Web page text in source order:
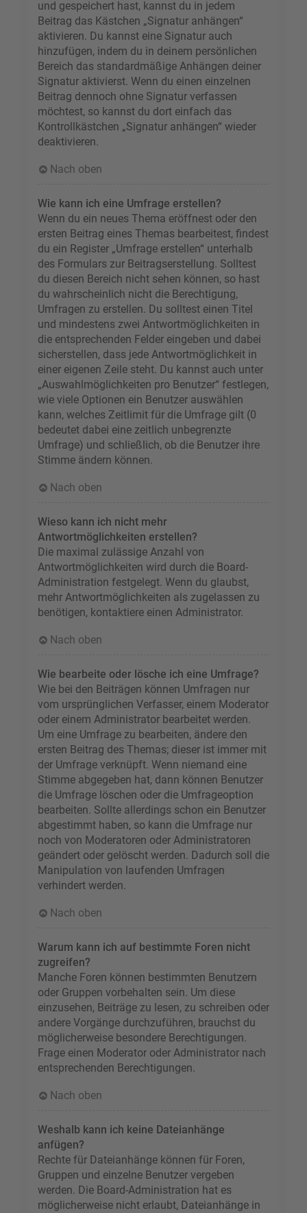
und gespeichert hast, kannst du in jedem
Beitrag das Kästchen „Signatur anhängen“
aktivieren. Du kannst eine Signatur auch
hinzufügen, indem du in deinem persönlichen
Bereich das standardmäßige Anhängen deiner
Signatur aktivierst. Wenn du einen einzelnen
Beitrag dennoch ohne Signatur verfassen
möchtest, so kannst du dort einfach das
Kontrollkästchen „Signatur anhängen“ wieder
deaktivieren.
Nach oben
Wie kann ich eine Umfrage erstellen?
Wenn du ein neues Thema eröffnest oder den
ersten Beitrag eines Themas bearbeitest, findest
du ein Register „Umfrage erstellen“ unterhalb
des Formulars zur Beitragserstellung. Solltest
du diesen Bereich nicht sehen können, so hast
du wahrscheinlich nicht die Berechtigung,
Umfragen zu erstellen. Du solltest einen Titel
und mindestens zwei Antwortmöglichkeiten in
die entsprechenden Felder eingeben und dabei
sicherstellen, dass jede Antwortmöglichkeit in
einer eigenen Zeile steht. Du kannst auch unter
„Auswahlmöglichkeiten pro Benutzer“ festlegen,
wie viele Optionen ein Benutzer auswählen
kann, welches Zeitlimit für die Umfrage gilt (0
bedeutet dabei eine zeitlich unbegrenzte
Umfrage) und schließlich, ob die Benutzer ihre
Stimme ändern können.
Nach oben
Wieso kann ich nicht mehr
Antwortmöglichkeiten erstellen?
Die maximal zulässige Anzahl von
Antwortmöglichkeiten wird durch die Board-
Administration festgelegt. Wenn du glaubst,
mehr Antwortmöglichkeiten als zugelassen zu
benötigen, kontaktiere einen Administrator.
Nach oben
Wie bearbeite oder lösche ich eine Umfrage?
Wie bei den Beiträgen können Umfragen nur
vom ursprünglichen Verfasser, einem Moderator
oder einem Administrator bearbeitet werden.
Um eine Umfrage zu bearbeiten, ändere den
ersten Beitrag des Themas; dieser ist immer mit
der Umfrage verknüpft. Wenn niemand eine
Stimme abgegeben hat, dann können Benutzer
die Umfrage löschen oder die Umfrageoption
bearbeiten. Sollte allerdings schon ein Benutzer
abgestimmt haben, so kann die Umfrage nur
noch von Moderatoren oder Administratoren
geändert oder gelöscht werden. Dadurch soll die
Manipulation von laufenden Umfragen
verhindert werden.
Nach oben
Warum kann ich auf bestimmte Foren nicht
zugreifen?
Manche Foren können bestimmten Benutzern
oder Gruppen vorbehalten sein. Um diese
einzusehen, Beiträge zu lesen, zu schreiben oder
andere Vorgänge durchzuführen, brauchst du
möglicherweise besondere Berechtigungen.
Frage einen Moderator oder Administrator nach
entsprechenden Berechtigungen.
Nach oben
Weshalb kann ich keine Dateianhänge
anfügen?
Rechte für Dateianhänge können für Foren,
Gruppen und einzelne Benutzer vergeben
werden. Die Board-Administration hat es
möglicherweise nicht erlaubt, Dateianhänge in